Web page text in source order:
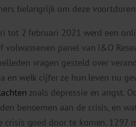
belangrijk om deze
tot 2 februari 2021 werd een
volwassenen panel van I&O
vragen gesteld over
en welk cijfer ze hun leven nu
zoals depressie en angst.
benoemen aan de crisis, en
crisis goed door te komen. 1297